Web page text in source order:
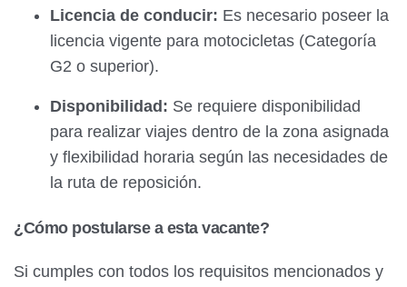
Licencia de conducir: Es necesario poseer la
licencia vigente para motocicletas (Categoría
G2 o superior).
Disponibilidad: Se requiere disponibilidad
para realizar viajes dentro de la zona asignada
y flexibilidad horaria según las necesidades de
la ruta de reposición.
¿Cómo postularse a esta vacante?
Si cumples con todos los requisitos mencionados y